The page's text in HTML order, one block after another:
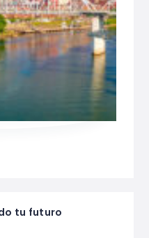
tu futuro